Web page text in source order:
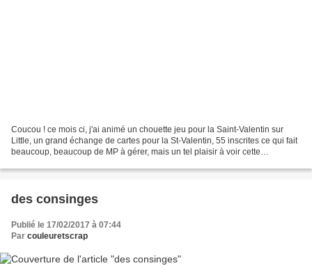
Coucou ! ce mois ci, j'ai animé un chouette jeu pour la Saint-Valentin sur
Little, un grand échange de cartes pour la St-Valentin, 55 inscrites ce qui fait
beaucoup, beaucoup de MP à gérer, mais un tel plaisir à voir cette
des consinges
Publié le 17/02/2017 à 07:44
Par couleuretscrap